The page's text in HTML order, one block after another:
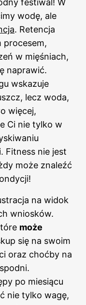
festiwal! W
wodę, ale
. Retencja
procesem,
w mięśniach,
naprawić.
wskazuje
lecz woda,
więcej,
Ci nie tylko w
Fitness nie jest
może znaleźć
na widok
wniosków.
może
się na swoim
oraz choćby na
po miesiącu
nie tylko wagę,